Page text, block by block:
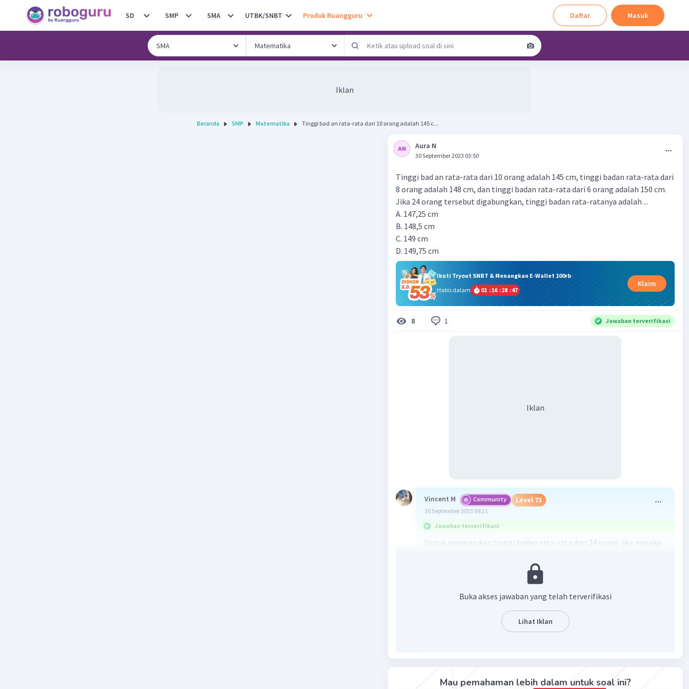
SD SMP SMA UTBK/SNBT Produk Ruangguru Daftar Masuk
Iklan
Beranda SMP Matematika Tinggi bad an rata-rata dari 10 orang adalah 145 c...
Aura N
30 September 2023 03:50
Tinggi bad an rata-rata dari 10 orang adalah 145 cm, tinggi badan rata-rata dari
8 orang adalah 148 cm, dan tinggi badan rata-rata dari 6 orang adalah 150 cm.
Jika 24 orang tersebut digabungkan, tinggi badan rata-ratanya adalah ...
A. 147,25 cm
B. 148,5 cm
C. 149 cm
D. 149,75 cm
Ikuti Tryout SNBT & Menangkan E-Wallet 100rb
Habis dalam
01 :16 :28 :47
Klaim
8 1 Jawaban terverifikasi
Iklan
Vincent M Community Level 73
30 September 2023 09:21
Jawaban terverifikasi
Untuk menemukan tinggi badan rata-rata dari 24 orang jika mereka
Rata-rata = Total tinggi badan / Jumlah orang
Kita diberikan informasi sebagai berikut:
Tinggi badan rata-rata 10 orang adalah 145 cm.
terlebih dahulu.
Buka akses jawaban yang telah terverifikasi
Lihat Iklan
Mau pemahaman lebih dalam untuk soal ini?